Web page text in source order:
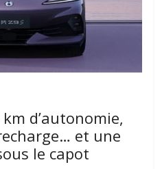
d’autonomie,
et une
le capot